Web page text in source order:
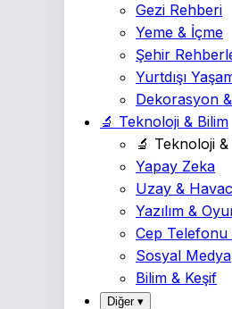
Gezi Rehberi
Yeme & İçme
Şehir
Yurtdışı
Dekorasyon
🔬 Teknoloji & Bilim
🔬 Teknoloji
Yapay Zeka
Uzay &
Yazılım &
Cep Telefonu
Sosyal Medya
Bilim & Keşif
Diğer ▾